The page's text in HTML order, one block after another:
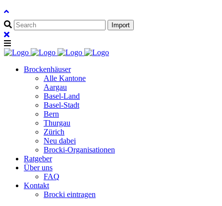
Brockenhäuser
Alle Kantone
Aargau
Basel-Land
Basel-Stadt
Bern
Thurgau
Zürich
Neu dabei
Brocki-Organisationen
Ratgeber
Über uns
FAQ
Kontakt
Brocki eintragen